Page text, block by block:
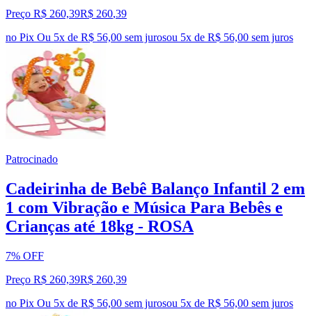
Preço R$ 260,39R$ 260,39
no Pix Ou 5x de R$ 56,00 sem jurosou 5x de R$ 56,00 sem juros
Patrocinado
Cadeirinha de Bebê Balanço Infantil 2 em
1 com Vibração e Música Para Bebês e
Crianças até 18kg - ROSA
7% OFF
Preço R$ 260,39R$ 260,39
no Pix Ou 5x de R$ 56,00 sem jurosou 5x de R$ 56,00 sem juros